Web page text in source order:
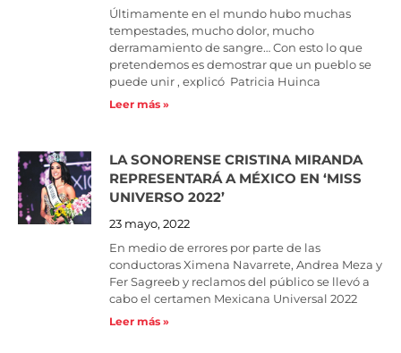
Últimamente en el mundo hubo muchas
tempestades, mucho dolor, mucho
derramamiento de sangre… Con esto lo que
pretendemos es demostrar que un pueblo se
puede unir , explicó Patricia Huinca
Leer más »
LA SONORENSE CRISTINA MIRANDA
REPRESENTARÁ A MÉXICO EN ‘MISS
UNIVERSO 2022’
23 mayo, 2022
En medio de errores por parte de las
conductoras Ximena Navarrete, Andrea Meza y
Fer Sagreeb y reclamos del público se llevó a
cabo el certamen Mexicana Universal 2022
Leer más »